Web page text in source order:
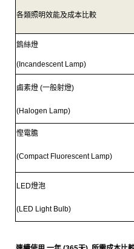
各類照明效能及成本比較
鎢絲燈
(Incandescent Lamp)
鹵素燈 (一般射燈)
(Halogen Lamp)
慳電膽
(Compact Fluorescent Lamp)
LED燈泡
(LED Light Bulb)